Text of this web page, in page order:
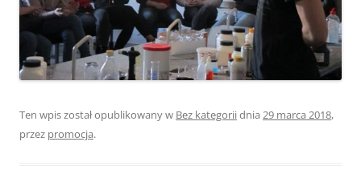
Ten wpis został opublikowany w Bez kategoriidnia 29 marca 2018,
przez promocja.